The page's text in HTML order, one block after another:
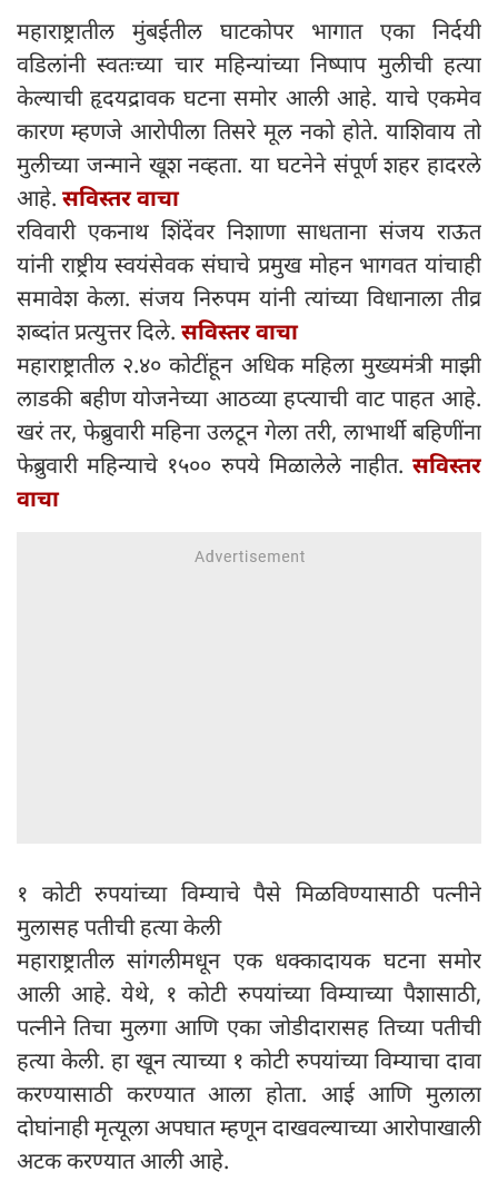
महाराष्ट्रातील मुंबईतील घाटकोपर भागात एका निर्दयी
वडिलांनी स्वतःच्या चार महिन्यांच्या निष्पाप मुलीची हत्या
केल्याची हृदयद्रावक घटना समोर आली आहे. याचे एकमेव
कारण म्हणजे आरोपीला तिसरे मूल नको होते. याशिवाय तो
मुलीच्या जन्माने खूश नव्हता. या घटनेने संपूर्ण शहर हादरले
आहे. सविस्तर वाचा
रविवारी एकनाथ शिंदेंवर निशाणा साधताना संजय राऊत
यांनी राष्ट्रीय स्वयंसेवक संघाचे प्रमुख मोहन भागवत यांचाही
समावेश केला. संजय निरुपम यांनी त्यांच्या विधानाला तीव्र
शब्दांत प्रत्युत्तर दिले. सविस्तर वाचा
महाराष्ट्रातील २.४० कोटींहून अधिक महिला मुख्यमंत्री माझी
लाडकी बहीण योजनेच्या आठव्या हप्त्याची वाट पाहत आहे.
खरं तर, फेब्रुवारी महिना उलटून गेला तरी, लाभार्थी बहिणींना
फेब्रुवारी महिन्याचे १५०० रुपये मिळालेले नाहीत. सविस्तर
वाचा
१ कोटी रुपयांच्या विम्याचे पैसे मिळविण्यासाठी पत्नीने
मुलासह पतीची हत्या केली
महाराष्ट्रातील सांगलीमधून एक धक्कादायक घटना समोर
आली आहे. येथे, १ कोटी रुपयांच्या विम्याच्या पैशासाठी,
पत्नीने तिचा मुलगा आणि एका जोडीदारासह तिच्या पतीची
हत्या केली. हा खून त्याच्या १ कोटी रुपयांच्या विम्याचा दावा
करण्यासाठी करण्यात आला होता. आई आणि मुलाला
दोघांनाही मृत्यूला अपघात म्हणून दाखवल्याच्या आरोपाखाली
अटक करण्यात आली आहे.